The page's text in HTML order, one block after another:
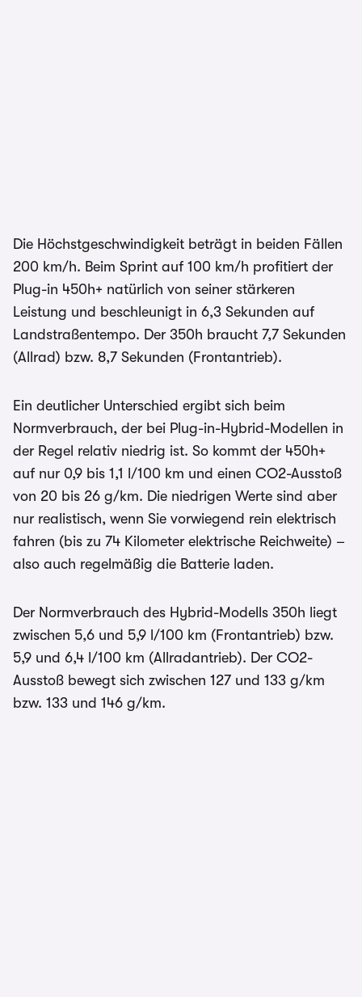
Die Höchstgeschwindigkeit beträgt in beiden Fällen
200 km/h. Beim Sprint auf 100 km/h profitiert der
Plug-in 450h+ natürlich von seiner stärkeren
Leistung und beschleunigt in 6,3 Sekunden auf
Landstraßentempo. Der 350h braucht 7,7 Sekunden
(Allrad) bzw. 8,7 Sekunden (Frontantrieb).
Ein deutlicher Unterschied ergibt sich beim
Normverbrauch, der bei Plug-in-Hybrid-Modellen in
der Regel relativ niedrig ist. So kommt der 450h+
auf nur 0,9 bis 1,1 l/100 km und einen CO2-Ausstoß
von 20 bis 26 g/km. Die niedrigen Werte sind aber
nur realistisch, wenn Sie vorwiegend rein elektrisch
fahren (bis zu 74 Kilometer elektrische Reichweite) –
also auch regelmäßig die Batterie laden.
Der Normverbrauch des Hybrid-Modells 350h liegt
zwischen 5,6 und 5,9 l/100 km (Frontantrieb) bzw.
5,9 und 6,4 l/100 km (Allradantrieb). Der CO2-
Ausstoß bewegt sich zwischen 127 und 133 g/km
bzw. 133 und 146 g/km.